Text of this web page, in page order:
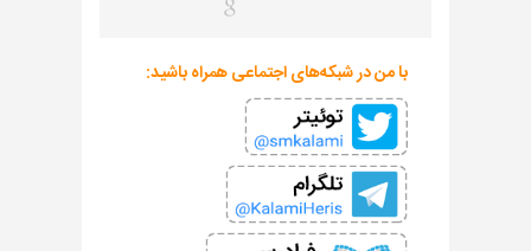
با من در شبکه‌های اجتماعی همراه باشید: